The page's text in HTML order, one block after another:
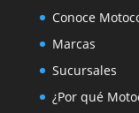
Conoce
Marcas
Sucursales
¿Por qué